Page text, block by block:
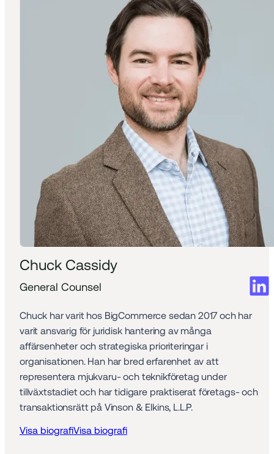
Chuck Cassidy
General Counsel
Chuck har varit hos BigCommerce sedan 2017 och har
varit ansvarig för juridisk hantering av många
affärsenheter och strategiska prioriteringar i
organisationen. Han har bred erfarenhet av att
representera mjukvaru- och teknikföretag under
tillväxtstadiet och har tidigare praktiserat företags- och
transaktionsrätt på Vinson & Elkins, L.L.P.
Visa biografiVisa biografi